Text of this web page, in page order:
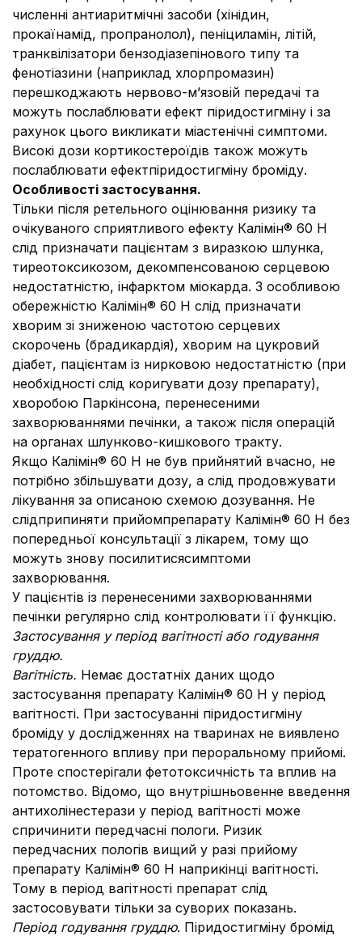
численні антиаритмічні засоби (хінідин,
прокаїнамід, пропранолол), пеніциламін, літій,
транквілізатори бензодіазепінового типу та
фенотіазини (наприклад хлорпромазин)
перешкоджають нервово-м’язовій передачі та
можуть послаблювати ефект піридостигміну і за
рахунок цього викликати міастенічні симптоми.
Високі дози кортикостероїдів також можуть
послаблювати ефектпiридостигмiну бромiду.
Особливості застосування.
Тiльки пiсля ретельного оцінювання ризику та
очiкуваного сприятливого ефекту Калiмiн® 60 Н
слід призначати пацієнтам з виразкою шлунка,
тиреотоксикозом, декомпенсованою серцевою
недостатнiстю, iнфарктом мiокарда. З особливою
обережнiстю Калiмiн® 60 Н слід призначати
хворим зi зниженою частотою серцевих
скорочень (брадикардiя), хворим на цукровий
дiабет, пацієнтам із нирковою недостатністю (при
необхiдностi слід коригувати дозу препарату),
хворобою Паркінсона, перенесеними
захворюваннями печiнки, а також пiсля операцiй
на органах шлунково-кишкового тракту.
Якщо Калiмiн® 60 Н не був прийнятий вчасно, не
потрібно збільшувати дозу, а слід продовжувати
лікування за описаною схемою дозування. Не
слідприпиняти прийомпрепарату Калімін® 60 Н без
попередньої консультацiї з лiкарем, тому що
можуть знову посилитисясимптоми
захворювання.
У пацієнтів із перенесеними захворюваннями
печiнки регулярно слід контролювати її функцiю.
Застосування у період вагітності або годування
груддю.
Вагітність. Немає достатніх даних щодо
застосування препарату Калімін® 60 Н у період
вагітності. При застосуванні пiридостигмiну
бромiду у дослідженнях на тваринах не виявлено
тератогенного впливу при пероральному прийомі.
Проте спостерігали фетотоксичність та вплив на
потомство. Відомо, що внутрішньовенне введення
антихолінестерази у період вагітності може
спричинити передчасні пологи. Ризик
передчасних пологів вищий у разі прийому
препарату Калімін® 60 Н наприкінці вагітності.
Тому в період вагітності препарат слід
застосовувати тiльки за суворих показань.
Період годування груддю. Піридостигміну бромід